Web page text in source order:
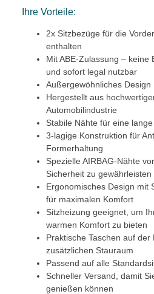
Ihre Vorteile:
2x Sitzbezüge für die
enthalten
Mit ABE-Zulassung – keine
und sofort legal nutzbar
Außergewöhnliches Design
Hergestellt aus
Automobilindustrie
Stabile Nähte für eine
3-lagige Konstruktion für
Formerhaltung
Spezielle AIRBAG-Nähte
Sicherheit zu gewährleisten
Ergonomisches Design mit
für maximalen Komfort
Sitzheizung geeignet, um
warmen Komfort zu bieten
Praktische Taschen auf der
zusätzlichen Stauraum
Passend auf alle
Schneller Versand, damit
genießen können